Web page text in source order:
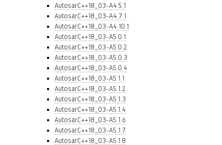
AutosarC++18_03-A4.5.1
AutosarC++18_03-A4.7.1
AutosarC++18_03-A4.10.1
AutosarC++18_03-A5.0.1
AutosarC++18_03-A5.0.2
AutosarC++18_03-A5.0.3
AutosarC++18_03-A5.0.4
AutosarC++18_03-A5.1.1
AutosarC++18_03-A5.1.2
AutosarC++18_03-A5.1.3
AutosarC++18_03-A5.1.4
AutosarC++18_03-A5.1.6
AutosarC++18_03-A5.1.7
AutosarC++18_03-A5.1.8